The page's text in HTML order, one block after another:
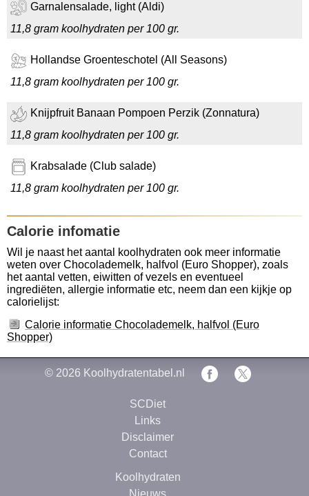
Garnalensalade, light (Aldi)
11,8 gram koolhydraten per 100 gr.
Hollandse Groenteschotel (All Seasons)
11,8 gram koolhydraten per 100 gr.
Knijpfruit Banaan Pompoen Perzik (Zonnatura)
11,8 gram koolhydraten per 100 gr.
Krabsalade (Club salade)
11,8 gram koolhydraten per 100 gr.
Calorie infomatie
Wil je naast het aantal koolhydraten ook meer informatie
weten over Chocolademelk, halfvol (Euro Shopper), zoals
het aantal vetten, eiwitten of vezels en eventueel
ingrediëten, allergie informatie etc, neem dan een kijkje op
calorielijst:
Calorie informatie Chocolademelk, halfvol (Euro
Shopper)
© 2026 Koolhydratentabel.nl
SCDiet
Links
Disclaimer
Contact
Koolhydraten
Nieuws